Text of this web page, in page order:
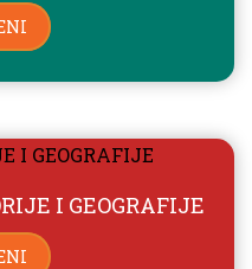
I GEOGRAFIJE